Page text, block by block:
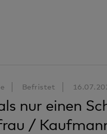
Befristet
nur einen
/